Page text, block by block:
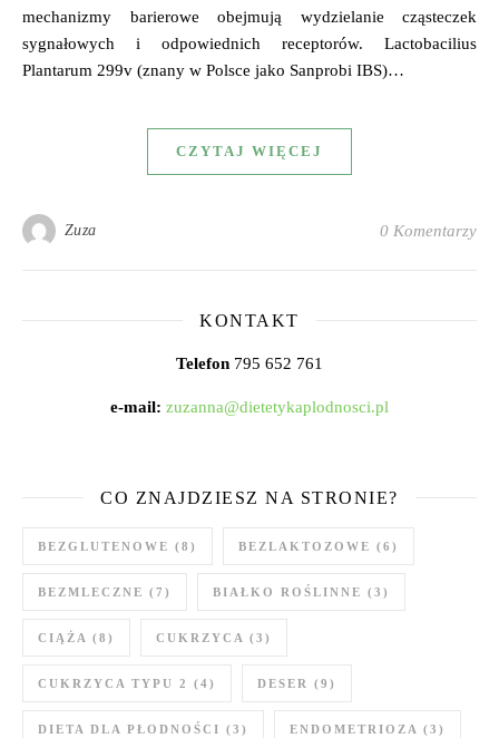
mechanizmy barierowe obejmują wydzielanie cząsteczek
sygnałowych i odpowiednich receptorów. Lactobacilius
Plantarum 299v (znany w Polsce jako Sanprobi IBS)…
CZYTAJ WIĘCEJ
Zuza 0 Komentarzy
KONTAKT
Telefon 795 652 761
e-mail: zuzanna@dietetykaplodnosci.pl
CO ZNAJDZIESZ NA STRONIE?
BEZGLUTENOWE (8) BEZLAKTOZOWE (6)
BEZMLECZNE (7) BIAŁKO ROŚLINNE (3)
CIĄŻA (8) CUKRZYCA (3)
CUKRZYCA TYPU 2 (4) DESER (9)
DIETA DLA PŁODNOŚCI (3) ENDOMETRIOZA (3)